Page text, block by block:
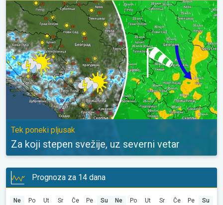
Za koji stepen svežije, uz severni vetar. Tek poneki pljusak. . .
Tek poneki pljusak
Za koji stepen svežije, uz severni vetar
Prognoza za 14 dana
Ne Po Ut Sr Če Pe Su Ne Po Ut Sr Če Pe Su